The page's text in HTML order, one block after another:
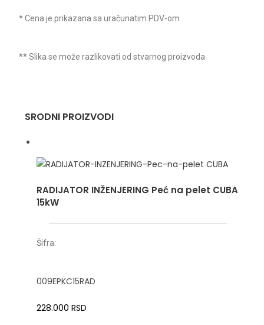
* Cena je prikazana sa uračunatim PDV-om
** Slika se može razlikovati od stvarnog proizvoda
SRODNI PROIZVODI
RADIJATOR INŽENJERING Peć na pelet CUBA
15kW
Šifra:
009EPKC15RAD
228.000RSD